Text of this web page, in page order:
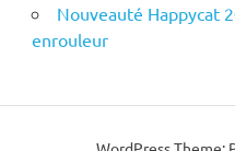
Nouveauté Happycat
enrouleur